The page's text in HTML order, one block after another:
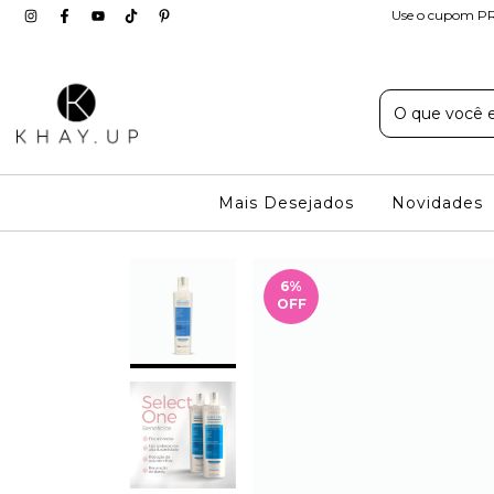
Use o cupom
Mais Desejados Novidades
6%
OFF